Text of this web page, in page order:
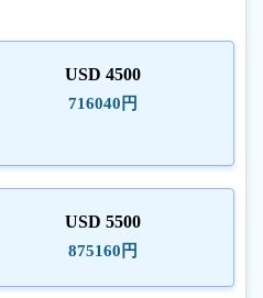
USD 4500
716040円
USD 5500
875160円